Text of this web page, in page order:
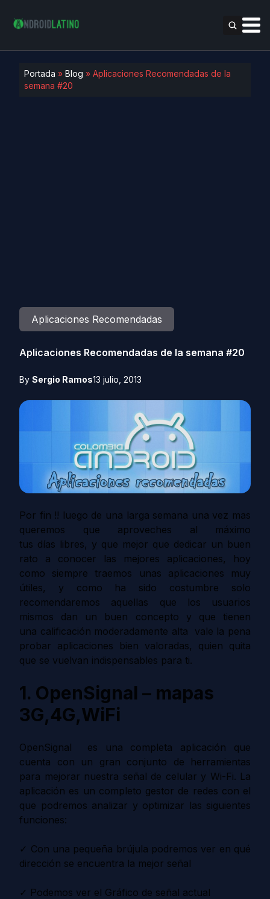
Portada » Blog » Aplicaciones Recomendadas de la
semana #20
Aplicaciones Recomendadas
Aplicaciones Recomendadas de la semana #20
By Sergio Ramos13 julio, 2013
Por fin !! luego de una larga semana una vez mas
queremos que aproveches al máximo
tus días libres, y que mejor que dedicar un buen
rato a conocer las mejores aplicaciones, hoy
como siempre traemos unas aplicaciones muy
útiles, y como ha sido costumbre solo
recomendaremos aquellas que los usuarios
mismos dan un buen concepto y que tienen
una calificación moderadamente alta vale la pena
probar aplicaciones bien valoradas, quien quita
que se vuelvan indispensables para ti.
1. OpenSignal – mapas
3G,4G,WiFi
OpenSignal es una completa aplicación que
cuenta con un gran conjunto de herramientas
para mejorar nuestra señal de celular y Wi-Fi. La
aplicación es un completo gestor de redes con el
que podremos analizar y optimizar las siguientes
funciones:
✓ Con una pequeña brújula podremos ver en qué
dirección se encuentra la mejor señal
✓ Podemos ver el Gráfico de señal actual